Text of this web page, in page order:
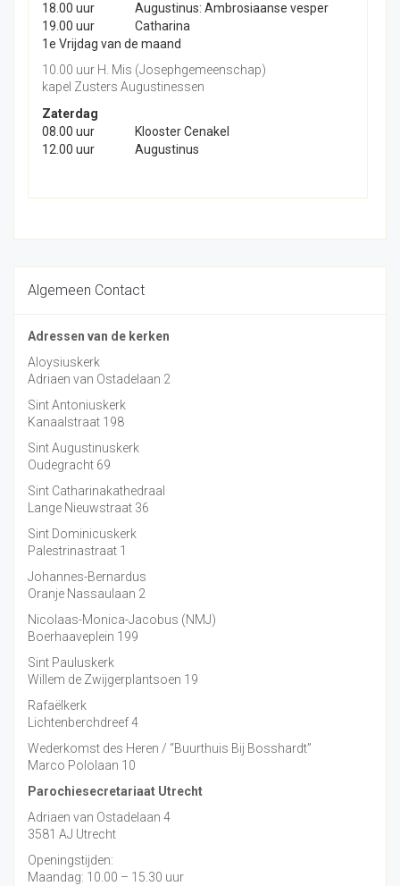
18.00 uur
Augustinus: Ambrosiaanse vesper
19.00 uur
Catharina
1e Vrijdag van de maand
10.00 uur H. Mis (Josephgemeenschap)
kapel Zusters Augustinessen
Zaterdag
08.00 uur
Klooster Cenakel
12.00 uur
Augustinus
Algemeen Contact
Adressen van de kerken
Aloysiuskerk
Adriaen van Ostadelaan 2
Sint Antoniuskerk
Kanaalstraat 198
Sint Augustinuskerk
Oudegracht 69
Sint Catharinakathedraal
Lange Nieuwstraat 36
Sint Dominicuskerk
Palestrinastraat 1
Johannes-Bernardus
Oranje Nassaulaan 2
Nicolaas-Monica-Jacobus (NMJ)
Boerhaaveplein 199
Sint Pauluskerk
Willem de Zwijgerplantsoen 19
Rafaëlkerk
Lichtenberchdreef 4
Wederkomst des Heren / “Buurthuis Bij Bosshardt”
Marco Pololaan 10
Parochiesecretariaat Utrecht
Adriaen van Ostadelaan 4
3581 AJ Utrecht
Openingstijden:
Maandag: 10.00 – 15.30 uur